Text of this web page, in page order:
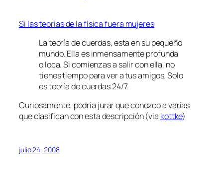
Si las teorías de la física fuera mujeres
La teoría de cuerdas, esta en su pequeño
mundo. Ella es inmensamente profunda
o loca. Si comienzas a salir con ella, no
tienes tiempo para ver a tus amigos. Solo
es teoría de cuerdas 24/7.
Curiosamente, podría jurar que conozco a varias
que clasifican con esta descripción (via kottke)
julio 24, 2008